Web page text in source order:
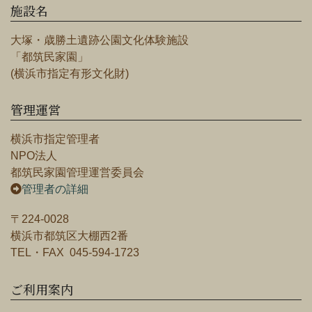
施設名
大塚・歳勝土遺跡公園文化体験施設
「都筑民家園」
(横浜市指定有形文化財)
管理運営
横浜市指定管理者
NPO法人
都筑民家園管理運営委員会
管理者の詳細
〒224-0028
横浜市都筑区大棚西2番
TEL・FAX 045-594-1723
ご利用案内